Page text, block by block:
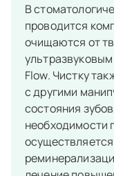
В
проводится
очищаются от
Flow. Чистку
с другими
состояния
необходимости